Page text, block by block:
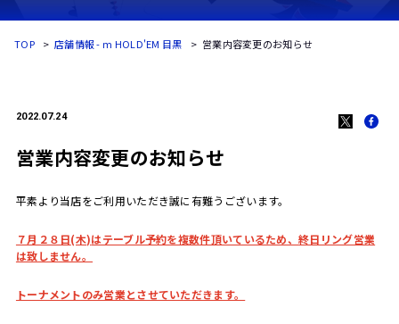
TOP 店舗情報 - m HOLD'EM 目黒 営業内容変更のお知らせ
2022.07.24
営業内容変更のお知らせ
平素より当店をご利用いただき誠に有難うございます。
７月２８日(木)はテーブル予約を複数件頂いているため、終日リング営業
は致しません。
トーナメントのみ営業とさせていただきます。